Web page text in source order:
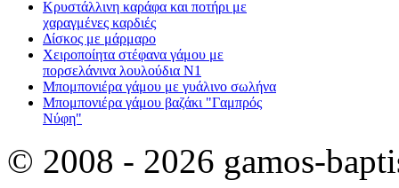
Κρυστάλλινη καράφα και ποτήρι με
χαραγμένες καρδιές
Δίσκος με μάρμαρο
Χειροποίητα στέφανα γάμου με
πορσελάνινα λουλούδια Ν1
Μπομπονιέρα γάμου με γυάλινο σωλήνα
Μπομπονιέρα γάμου βαζάκι "Γαμπρός
Νύφη"
© 2008 - 2026 gamos-